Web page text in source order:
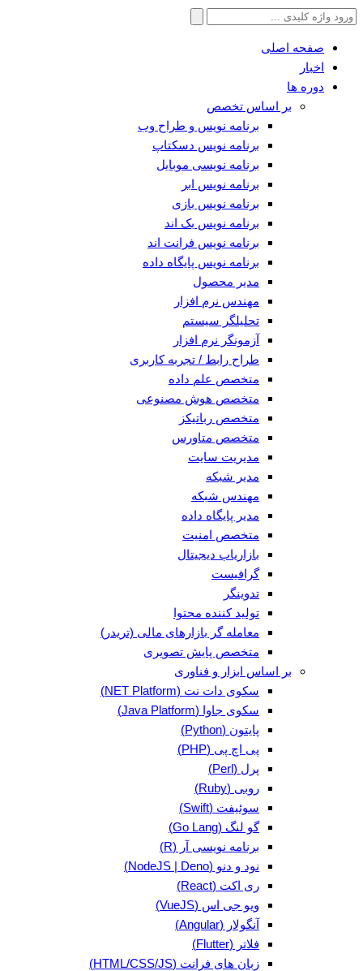
جستجو
صفحه اصلی
اخبار
دوره ها
بر اساس تخصص
برنامه نویس و طراح وب
برنامه نویس دسکتاپ
برنامه نویسی موبایل
برنامه نویس ابر
برنامه نویس بازی
برنامه نویس بک اند
برنامه نویس فرانت اند
برنامه نویس پایگاه داده
مدیر محصول
مهندس نرم افزار
تحلیلگر سیستم
آزمونگر نرم افزار
طراح رابط / تجربه کاربری
متخصص علم داده
متخصص هوش مصنوعی
متخصص رباتیکز
متخصص متاورس
مدیریت سایت
مدیر شبکه
مهندس شبکه
مدیر پایگاه داده
متخصص امنیت
بازاریاب دیجیتال
گرافیست
تدوینگر
تولید کننده محتوا
معامله گر بازارهای مالی (تریدر)
متخصص پایش تصویری
بر اساس ابزار و فناوری
سکوی دات نت (NET Platform)
سکوی جاوا (Java Platform)
پایتون (Python)
پی اچ پی (PHP)
پرل (Perl)
روبی (Ruby)
سوئیفت (Swift)
گو لنگ (Go Lang)
برنامه نویسی آر (R)
نود و دنو (NodeJS | Deno)
ری اکت (React)
ویو جی اس (VueJS)
آنگولار (Angular)
فلاتر (Flutter)
زبان های فرانت (HTML/CSS/JS)